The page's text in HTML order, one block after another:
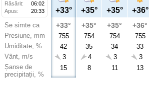
Răsărit:
06:02
Apus:
20:33
Se simte ca
Presiune, mm
Umiditate, %
Vânt, m/s
Șanse de
precipitații, %
+33°
+33°
755
42
3
15
+35°
+35°
754
35
4
8
+35°
+35°
754
34
3
11
+36°
+36°
755
33
3
13